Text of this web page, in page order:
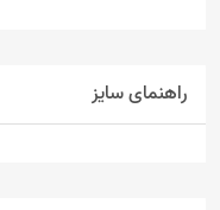
راهنمای سایز